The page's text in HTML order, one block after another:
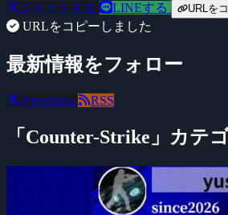
ツイートする LINEする URLを
URLをコピーしました
最新情報をフォロー
@negitaku RSS
「Counter-Strike」カテ